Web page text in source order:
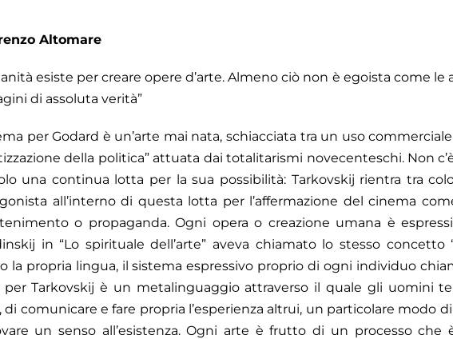
Altomare
esiste per creare opere d’arte. Almeno ciò non è egoista come
di assoluta verità”
per Godard è un’arte mai nata, schiacciata tra un uso
della politica” attuata dai totalitarismi novecenteschi. Non
una continua lotta per la sua possibilità: Tarkovskij rientra tra
all’interno di questa lotta per l’affermazione del cinema
o propaganda. Ogni opera o creazione umana è
in “Lo spirituale dell’arte” aveva chiamato lo stesso concetto
la propria lingua, il sistema espressivo proprio di ogni individuo
per Tarkovskij è un metalinguaggio attraverso il quale gli uomini
di comunicare e fare propria l’esperienza altrui, un particolare modo
un senso all’esistenza. Ogni arte è frutto di un processo